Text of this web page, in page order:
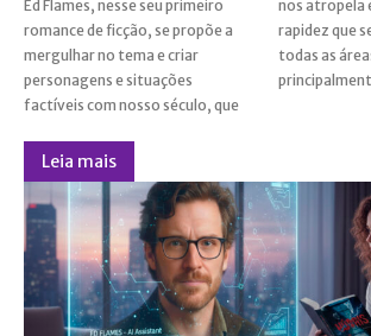
Ed Flames, nesse seu primeiro
romance de ficção, se propõe a
mergulhar no tema e criar
personagens e situações
factíveis com nosso século, que
nos atropela e surpreende com a
rapidez que se desenvolve em
todas as áreas do conhecimento,
Leia mais